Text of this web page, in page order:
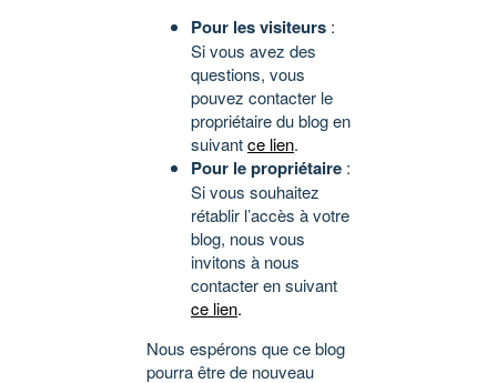
Pour les visiteurs :
Si vous avez des
questions, vous
pouvez contacter le
propriétaire du blog en
suivantce lien.
Pour le propriétaire :
Si vous souhaitez
rétablir l’accès à votre
blog, nous vous
invitons à nous
contacter en suivant
ce lien.
Nous espérons que ce blog
pourra être de nouveau